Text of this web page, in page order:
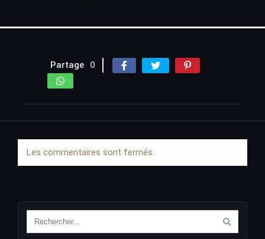
Partage 0
Les commentaires sont fermés.